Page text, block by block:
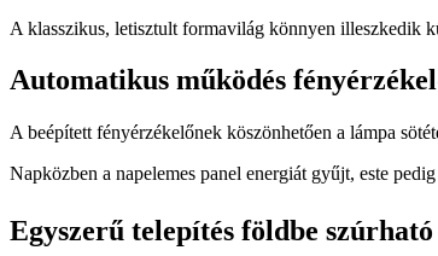
A klasszikus, letisztult formavilág könnyen illeszkedik
Automatikus működés
A beépített fényérzékelőnek köszönhetően a lámpa
Napközben a napelemes panel energiát gyűjt, este
Egyszerű telepítés földbe